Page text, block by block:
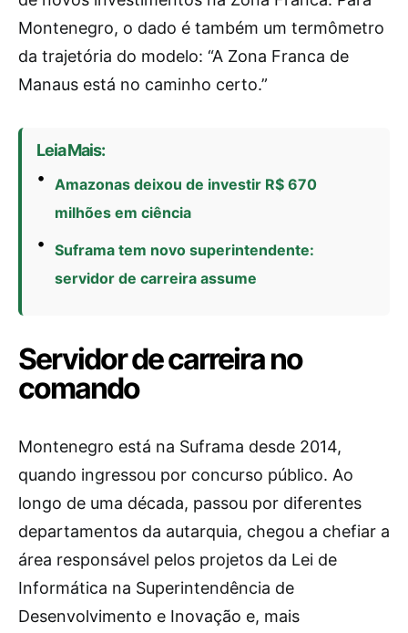
Montenegro, o dado é também um termômetro
da trajetória do modelo: “A Zona Franca de
Manaus está no caminho certo.”
Leia Mais:
Amazonas deixou de investir R$ 670
milhões em ciência
Suframa tem novo superintendente:
servidor de carreira assume
Servidor de carreira no
comando
Montenegro está na Suframa desde 2014,
quando ingressou por concurso público. Ao
longo de uma década, passou por diferentes
departamentos da autarquia, chegou a chefiar a
área responsável pelos projetos da Lei de
Informática na Superintendência de
Desenvolvimento e Inovação e, mais